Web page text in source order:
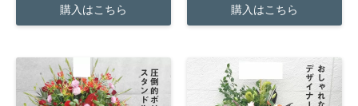
購入はこちら 購入はこちら